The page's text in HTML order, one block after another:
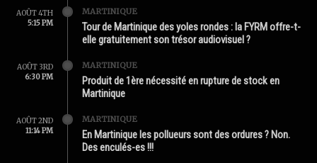
AOÛT 4TH
5:15 PM
MARTINIQUE
Tour de Martinique des yoles rondes : la FYRM offre-t-
elle gratuitement son trésor audiovisuel ?
AOÛT 3RD
6:30 PM
MARTINIQUE
Produit de 1ère nécessité en rupture de stock en
Martinique
AOÛT 2ND
11:14 PM
MARTINIQUE
En Martinique les pollueurs sont des ordures ? Non.
Des enculés-es !!!